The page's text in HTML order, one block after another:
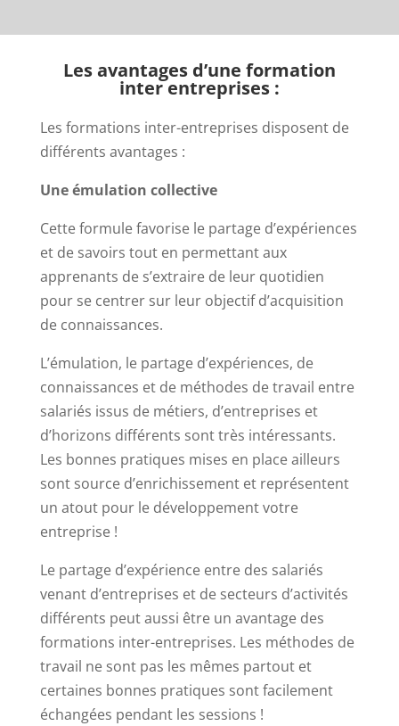
Les avantages d’une formation
inter entreprises :
Les formations inter-entreprises disposent de
différents avantages :
Une émulation collective
Cette formule favorise le partage d’expériences
et de savoirs tout en permettant aux
apprenants de s’extraire de leur quotidien
pour se centrer sur leur objectif d’acquisition
de connaissances.
L’émulation, le partage d’expériences, de
connaissances et de méthodes de travail entre
salariés issus de métiers, d’entreprises et
d’horizons différents sont très intéressants.
Les bonnes pratiques mises en place ailleurs
sont source d’enrichissement et représentent
un atout pour le développement votre
entreprise !
Le partage d’expérience entre des salariés
venant d’entreprises et de secteurs d’activités
différents peut aussi être un avantage des
formations inter-entreprises. Les méthodes de
travail ne sont pas les mêmes partout et
certaines bonnes pratiques sont facilement
échangées pendant les sessions !